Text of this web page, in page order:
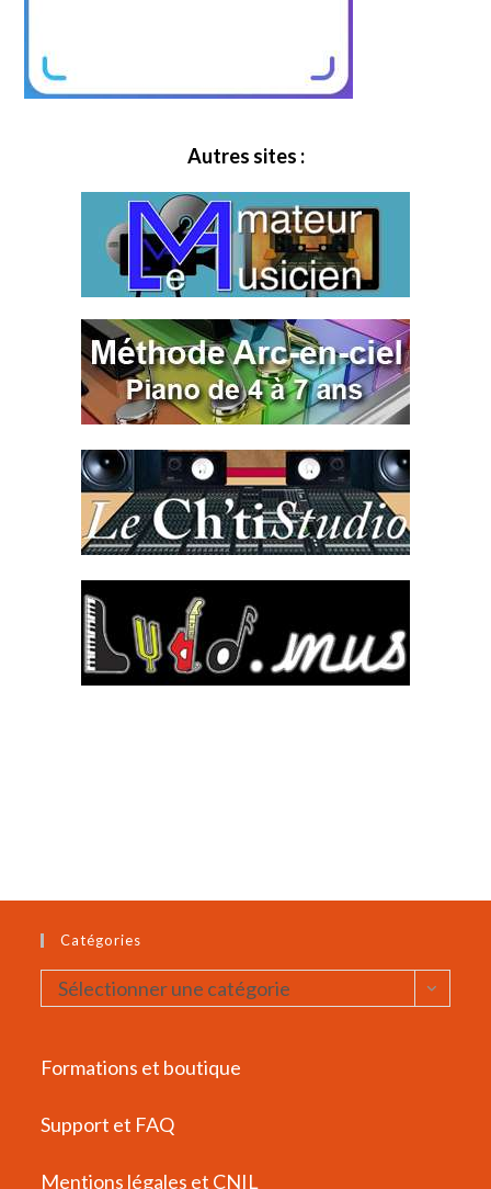
Autres sites :
Catégories
Catégories
Sélectionner une catégorie
Formations et boutique
Support et FAQ
Mentions légales et CNIL